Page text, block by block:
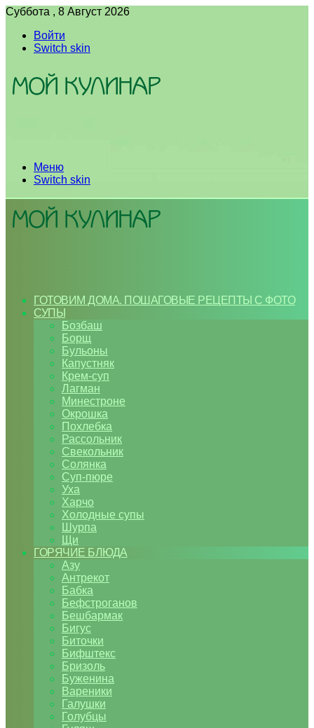
Суббота , 8 Август 2026
Войти
Switch skin
Меню
Switch skin
ГОТОВИМ ДОМА. ПОШАГОВЫЕ РЕЦЕПТЫ С ФОТО
СУПЫ
Бозбаш
Борщ
Бульоны
Капустняк
Крем-суп
Лагман
Минестроне
Окрошка
Похлебка
Рассольник
Свекольник
Солянка
Суп-пюре
Уха
Харчо
Холодные супы
Шурпа
Щи
ГОРЯЧИЕ БЛЮДА
Азу
Антрекот
Бабка
Бефстроганов
Бешбармак
Бигус
Биточки
Бифштекс
Бризоль
Буженина
Вареники
Галушки
Голубцы